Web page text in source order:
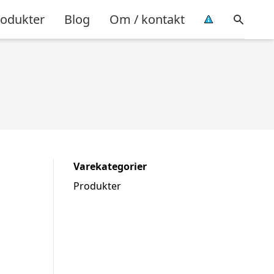
Blog Om / kontakt
Varekategorier
Produkter